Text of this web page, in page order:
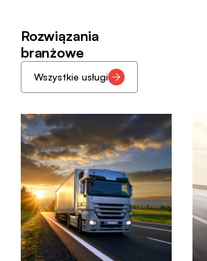
Rozwiązania
branżowe
Wszystkie usługi